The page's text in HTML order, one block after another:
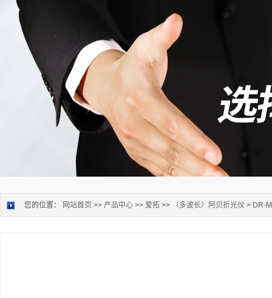
您的位置： 网站首页 >> 产品中心 >> 爱拓 >> （多波长）阿贝折光仪 > DR-